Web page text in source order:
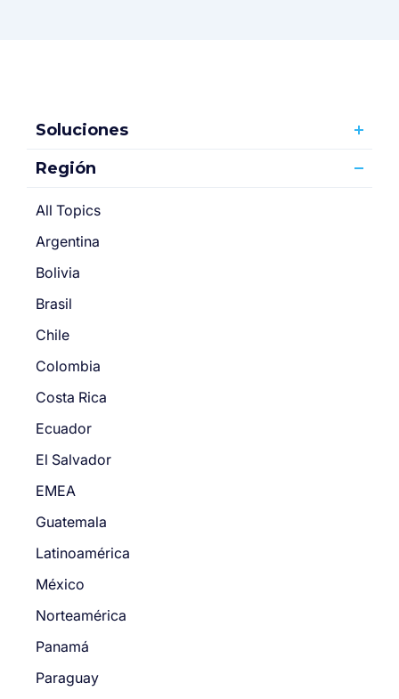
Soluciones
Región
All Topics
Argentina
Bolivia
Brasil
Chile
Colombia
Costa Rica
Ecuador
El Salvador
EMEA
Guatemala
Latinoamérica
México
Norteamérica
Panamá
Paraguay